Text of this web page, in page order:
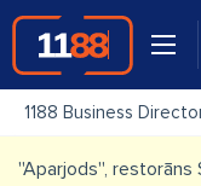
1188 Business
''Aparjods'', restorāns